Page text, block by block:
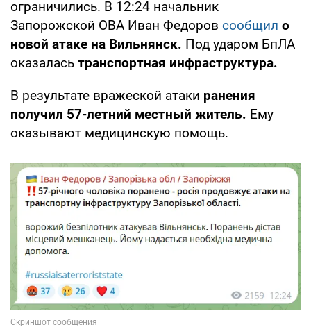
ограничились. В 12:24 начальник
Запорожской ОВА Иван Федоров сообщил о
новой атаке на Вильнянск. Под ударом БпЛА
оказалась транспортная инфраструктура.
В результате вражеской атаки ранения
получил 57-летний местный житель. Ему
оказывают медицинскую помощь.